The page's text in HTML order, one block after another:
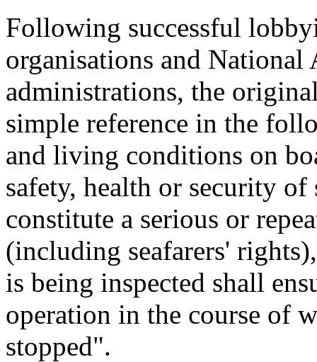
Following successful
organisations and National
administrations, the
simple reference in the
and living conditions on
safety, health or security
constitute a serious or
(including seafarers'
is being inspected shall
operation in the course of
stopped".